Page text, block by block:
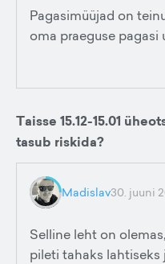
Pagasimüüjad on
oma praeguse pagasi
Taisse 15.12-15.01
tasub riskida?
Madislav30. juuni
Selline leht on
pileti tahaks lahtiseks